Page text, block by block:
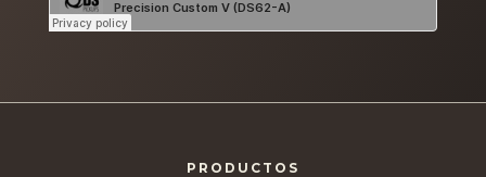
PRODUCTOS